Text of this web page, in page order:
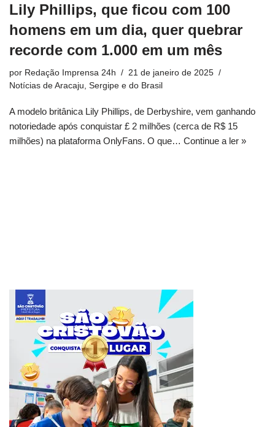
Lily Phillips, que ficou com 100
homens em um dia, quer quebrar
recorde com 1.000 em um mês
por Redação Imprensa 24h
21 de janeiro de 2025
Notícias de Aracaju, Sergipe e do Brasil
A modelo britânica Lily Phillips, de Derbyshire, vem ganhando
notoriedade após conquistar £ 2 milhões (cerca de R$ 15
milhões) na plataforma OnlyFans. O que… Continue a ler »